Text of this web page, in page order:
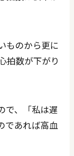
ものから更に
拍数が下がり
で、「私は遅
であれば高血